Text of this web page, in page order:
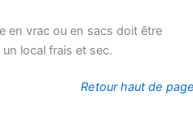
en vrac ou en sacs doit être
local frais et sec.
Retour haut de